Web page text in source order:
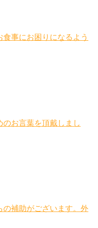
事にお困りになるよう
お言葉を頂戴しまし
の補助がございます。外